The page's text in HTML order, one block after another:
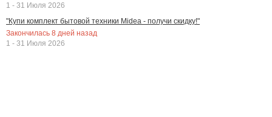
1 - 31 Июля 2026
"Купи комплект бытовой техники Midea - получи скидку!"
Закончилась 8 дней назад
1 - 31 Июля 2026